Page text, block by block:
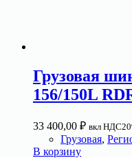
Грузовая
156/150L
33 400,00 ₽ вкл
Грузовая,
В корзину